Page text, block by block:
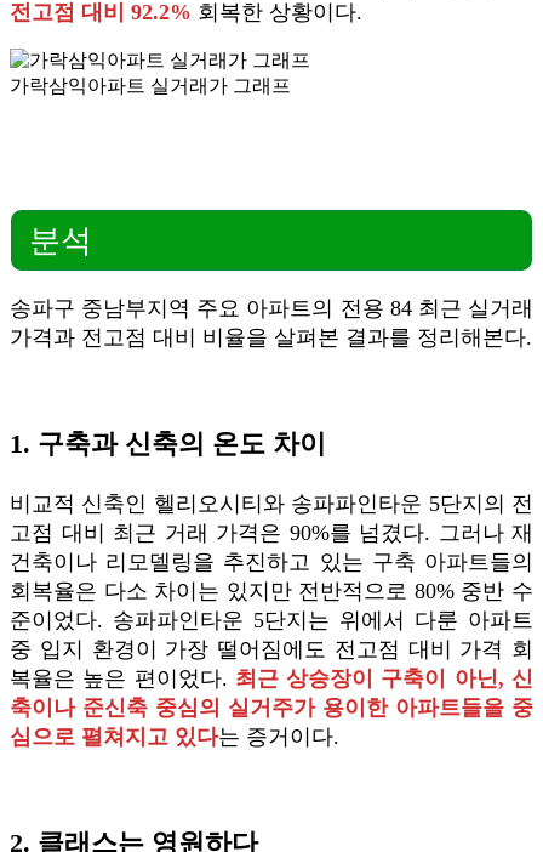
전고점 대비 92.2% 회복한 상황이다.
가락삼익아파트 실거래가 그래프
분석
송파구 중남부지역 주요 아파트의 전용 84 최근 실거래
가격과 전고점 대비 비율을 살펴본 결과를 정리해본다.
1. 구축과 신축의 온도 차이
비교적 신축인 헬리오시티와 송파파인타운 5단지의 전
고점 대비 최근 거래 가격은 90%를 넘겼다. 그러나 재
건축이나 리모델링을 추진하고 있는 구축 아파트들의
회복율은 다소 차이는 있지만 전반적으로 80% 중반 수
준이었다. 송파파인타운 5단지는 위에서 다룬 아파트
중 입지 환경이 가장 떨어짐에도 전고점 대비 가격 회
복율은 높은 편이었다. 최근 상승장이 구축이 아닌, 신
축이나 준신축 중심의 실거주가 용이한 아파트들을 중
심으로 펼쳐지고 있다는 증거이다.
2. 클래스는 영원하다